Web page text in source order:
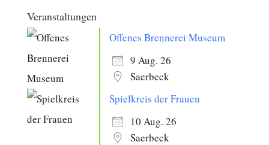
Veranstaltungen
Offenes Brennerei Museum
9 Aug. 26
Saerbeck
Spielkreis der Frauen
10 Aug. 26
Saerbeck